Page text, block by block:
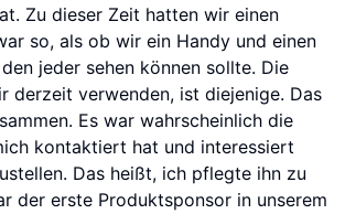
Zu dieser Zeit hatten wir einen
so, als ob wir ein Handy und einen
jeder sehen können sollte. Die
derzeit verwenden, ist diejenige. Das
Es war wahrscheinlich die
kontaktiert hat und interessiert
Das heißt, ich pflegte ihn zu
der erste Produktsponsor in unserem